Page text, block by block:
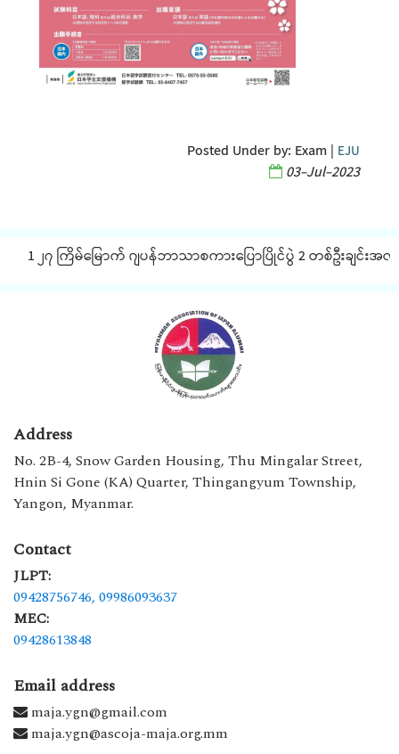
Posted Under by: Exam| EJU
03-Jul-2023
1 ၂၇ ကြိမ်မြောက် ဂျပန်ဘာသာစကားပြောပြိုင်ပွဲ 2 တစ်ဦးချင်းအလို
Address
No. 2B-4, Snow Garden Housing, Thu Mingalar Street,
Hnin Si Gone (KA) Quarter, Thingangyum Township,
Yangon, Myanmar.
Contact
JLPT:
09428756746, 09986093637
MEC:
09428613848
Email address
maja.ygn@gmail.com
maja.ygn@ascoja-maja.org.mm